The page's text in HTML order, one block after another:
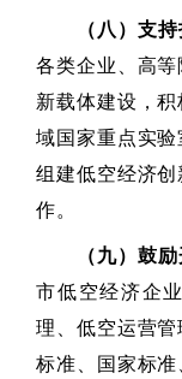
（八）支
各类企业、高
新载体建设，
域国家重点实
组建低空经济
作。
（九）鼓
市低空经济企
理、低空运营
标准、国家标准